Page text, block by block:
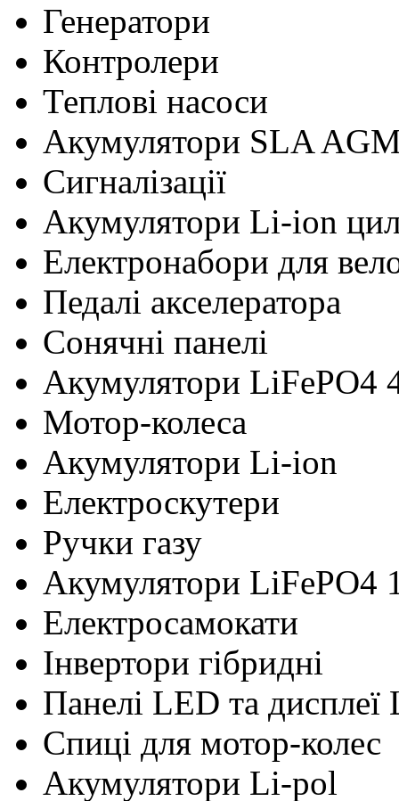
Генератори
Контролери
Теплові насоси
Акумулятори SLA
Сигналізації
Акумулятори Li-ion
Електронабори для
Педалі акселератора
Сонячні панелі
Акумулятори LiFePO4
Мотор-колеса
Акумулятори Li-ion
Електроскутери
Ручки газу
Акумулятори LiFePO4
Електросамокати
Інвертори гібридні
Панелі LED та дисплеї
Cпиці для мотор-колес
Акумулятори Li-pol